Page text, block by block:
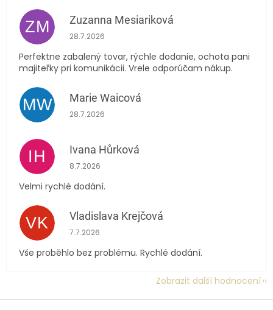
ZM Zuzanna Mesiariková
Hodnocení obchodu je 5 z 5 hvězdiček.
28.7.2026
Perfektne zabalený tovar, rýchle dodanie, ochota pani
majiteľky pri komunikácii. Vrele odporúčam nákup.
MW Marie Waicová
Hodnocení obchodu je 5 z 5 hvězdiček.
28.7.2026
IH Ivana Hůrková
Hodnocení obchodu je 5 z 5 hvězdiček.
8.7.2026
Velmi rychlé dodání.
VK Vladislava Krejčová
Hodnocení obchodu je 5 z 5 hvězdiček.
7.7.2026
Vše proběhlo bez problému. Rychlé dodání.
Zobrazit další hodnocení